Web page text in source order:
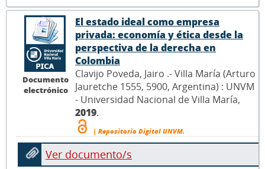
Documento
electrónico
El estado ideal como empresa
privada: economía y ética desde la
perspectiva de la derecha en
Colombia
Clavijo Poveda, Jairo .- Villa María (Arturo
Jauretche 1555, 5900, Argentina) : UNVM
- Universidad Nacional de Villa María,
2019.
| Repositorio Digital UNVM.
Ver documento/s